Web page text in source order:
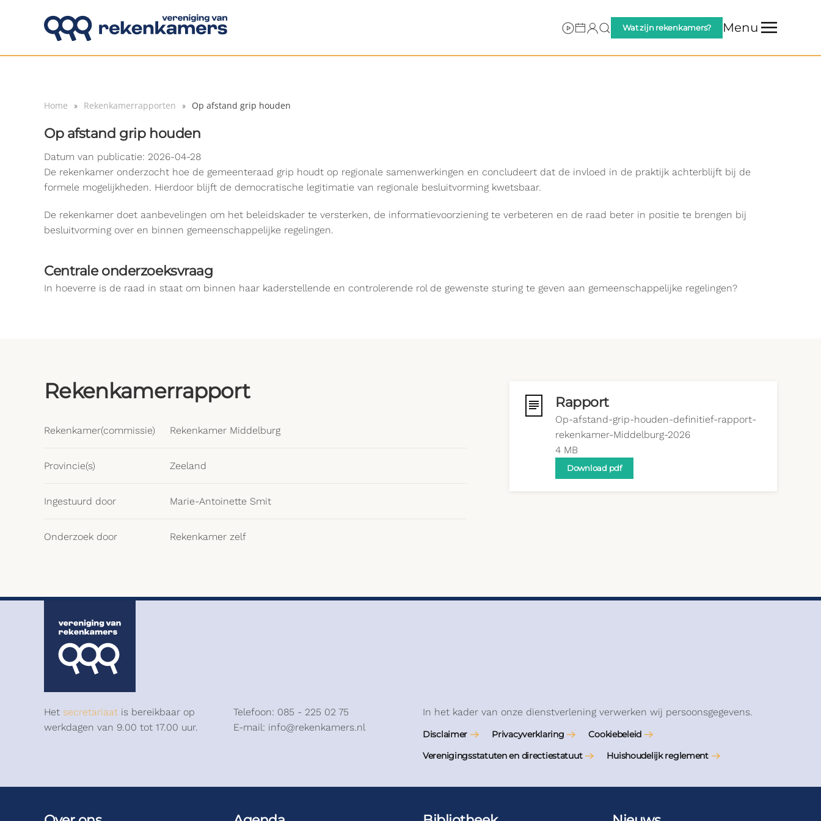
Overslaan en naar de inhoud gaan
Wat zijn rekenkamers? Menu
Home Rekenkamerrapporten Op afstand grip houden
Op afstand grip houden
Datum van publicatie: 2026-04-28
De rekenkamer onderzocht hoe de gemeenteraad grip houdt op regionale samenwerkingen en concludeert dat de invloed in de praktijk achterblijft bij de
formele mogelijkheden. Hierdoor blijft de democratische legitimatie van regionale besluitvorming kwetsbaar.
De rekenkamer doet aanbevelingen om het beleidskader te versterken, de informatievoorziening te verbeteren en de raad beter in positie te brengen bij
besluitvorming over en binnen gemeenschappelijke regelingen.
Centrale onderzoeksvraag
In hoeverre is de raad in staat om binnen haar kaderstellende en controlerende rol de gewenste sturing te geven aan gemeenschappelijke regelingen?
Rekenkamerrapport
Rekenkamer(commissie) Rekenkamer Middelburg
Provincie(s) Zeeland
Ingestuurd door Marie-Antoinette Smit
Onderzoek door Rekenkamer zelf
Rapport
Op-afstand-grip-houden-definitief-rapport-
rekenkamer-Middelburg-2026
4 MB
Download pdf
Het secretariaat is bereikbaar op
werkdagen van 9.00 tot 17.00 uur.
Telefoon: 085 - 225 02 75
E-mail: info@rekenkamers.nl
In het kader van onze dienstverlening verwerken wij persoonsgegevens.
Disclaimer Privacyverklaring
Cookiebeleid
Verenigingsstatuten en directiestatuut
Huishoudelijk reglement